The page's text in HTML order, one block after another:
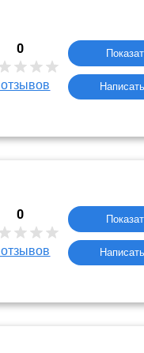
0
отзывов
0
отзывов